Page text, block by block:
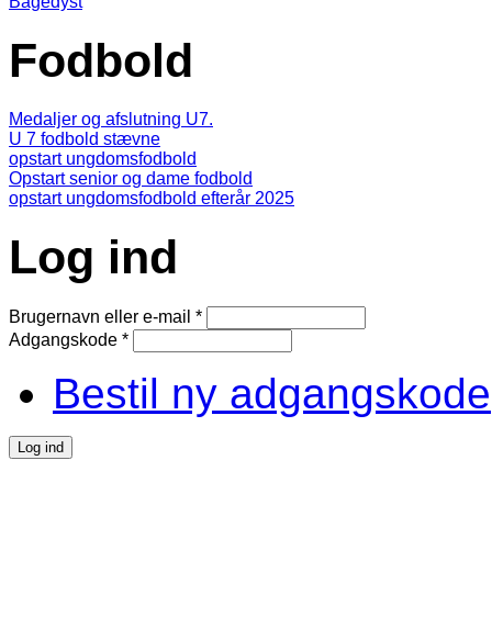
Fodbold
Medaljer og afslutning U7.
U 7 fodbold stævne
opstart ungdomsfodbold
Opstart senior og dame fodbold
opstart ungdomsfodbold efterår 2025
Log ind
Brugernavn eller e-mail *
Adgangskode *
Bestil ny adgangskode